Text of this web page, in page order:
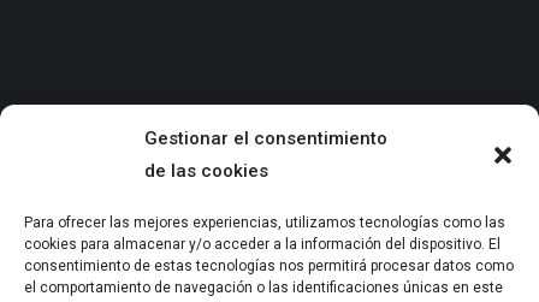
Gestionar el consentimiento
de las cookies
Para ofrecer las mejores experiencias, utilizamos tecnologías como las
cookies para almacenar y/o acceder a la información del dispositivo. El
consentimiento de estas tecnologías nos permitirá procesar datos como
el comportamiento de navegación o las identificaciones únicas en este
info@mygporsche.com
+34 932 527 380